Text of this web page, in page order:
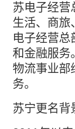
苏电子经营
生活、商旅
电子经营
和金融服务。
物流事业部
务。
苏宁更名背